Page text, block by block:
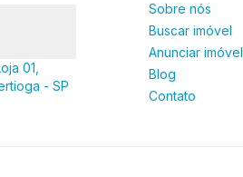
01,
- SP
Sobre nós
Buscar imóvel
Anunciar imóvel
Blog
Contato